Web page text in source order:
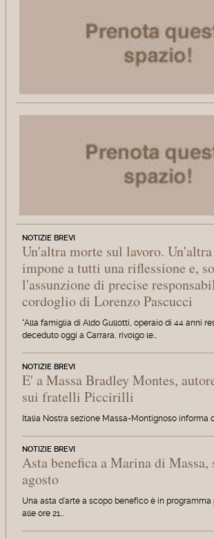
NOTIZIE BREVI
Un'altra morte sul lavoro.
impone a tutti una riflessione e,
l'assunzione di precise
cordoglio di Lorenzo Pascucci
"Alla famiglia di Aldo Gullotti, operaio di 44 anni
deceduto oggi a Carrara, rivolgo le…
NOTIZIE BREVI
E' a Massa Bradley Montes,
sui fratelli Piccirilli
Italia Nostra sezione Massa-Montignoso informa
NOTIZIE BREVI
Asta benefica a Marina di Massa,
agosto
Una asta d'arte a scopo benefico è in programma
alle ore 21…